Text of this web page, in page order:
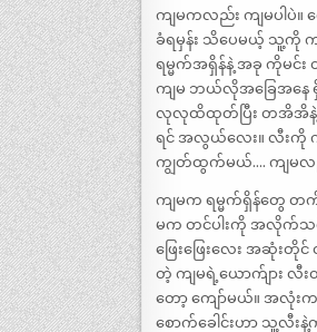
ကျမကလည်း ကျမပါပဲ။
ခံရမှန်း သိပေမယ့် သူ့ကို
ရမ္မက်အရှိန်နဲ့ အခု ကိုမင်
ကျမ ဘယ်လိုအခြေအနေ
လုလုထိထုတ်ပြီး တအိအိနဲ့လီး
ရင် အလွယ်လေး။ လီးကို
ကျွတ်ထွက်မယ်…. ကျမ
ကျမက ရမ္မက်ရှိန်တွေ တ
မက တင်ပါးကို အလိုက်သ
ဖြေးဖြေးလေး အဆုံ
တဲ့ ကျမရဲ့ယောက်ျား လီ
တော့ ကျော်မယ်။ အလုံး
စောက်ခေါင်းဟာ သူ့လီးနဲ့